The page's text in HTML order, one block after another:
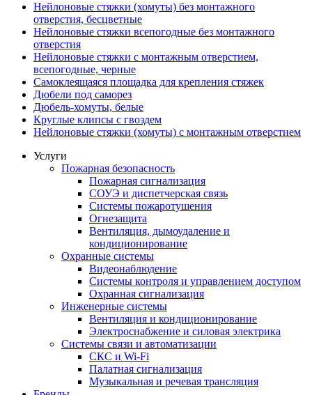
Нейлоновые стяжки (хомуты) без монтажного
отверстия, бесцветные
Нейлоновые стяжки всепогодные без монтажного
отверстия
Нейлоновые стяжки с монтажным отверстием,
всепогодные, черные
Самоклеящаяся площадка для крепления стяжек
Дюбели под саморез
Дюбель-хомуты, белые
Круглые клипсы с гвоздем
Нейлоновые стяжки (хомуты) с монтажным отверстием
Услуги
Пожарная безопасность
Пожарная сигнализация
СОУЭ и диспетчерская связь
Системы пожаротушения
Огнезащита
Вентиляция, дымоудаление и
кондиционирование
Охранные системы
Видеонаблюдение
Системы контроля и управлением доступом
Охранная сигнализация
Инженерные системы
Вентиляция и кондиционирование
Электроснабжение и силовая электрика
Системы связи и автоматизации
СКС и Wi-Fi
Палатная сигнализация
Музыкальная и речевая трансляция